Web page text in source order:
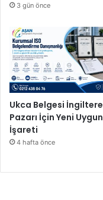
3 gün önce
Ukca Belgesi İngiltere
Pazarı İçin Yeni
İşareti
4 hafta önce